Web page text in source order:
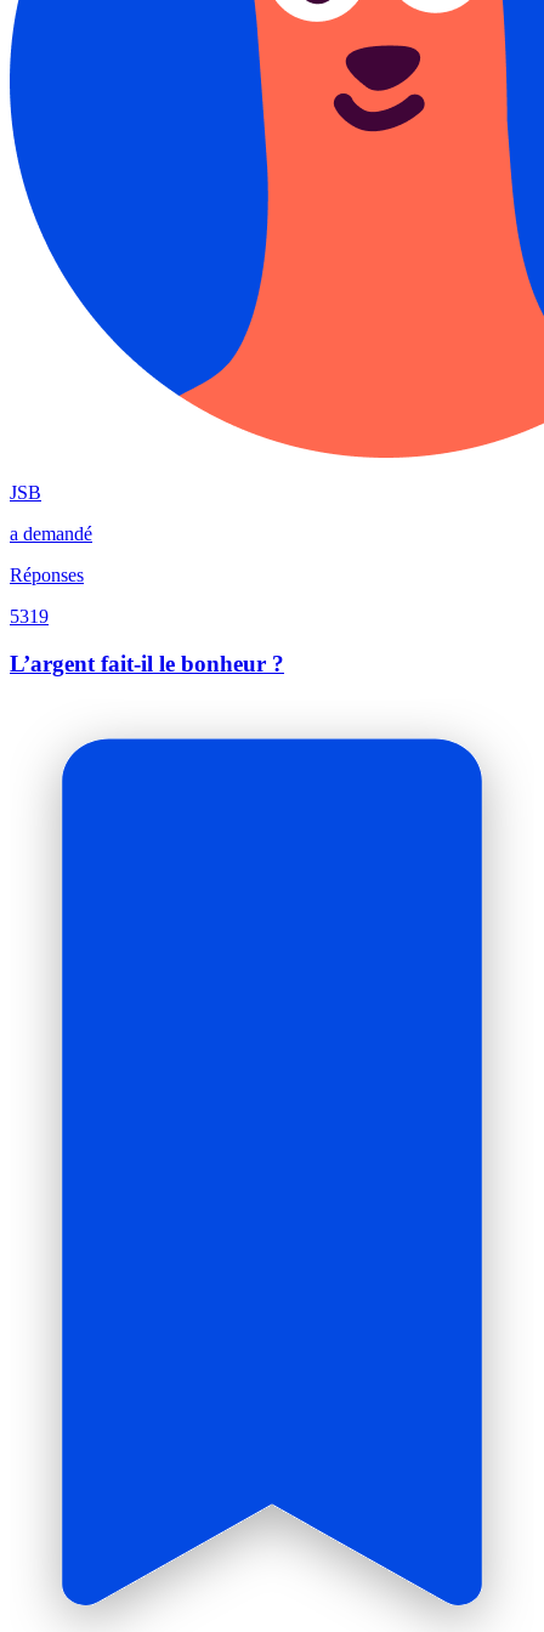
JSB
a demandé
Réponses
5319
L’argent fait-il le bonheur ?